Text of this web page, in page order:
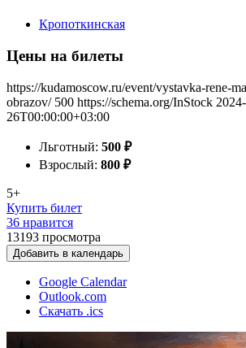
Кропоткинская
Цены на билеты
https://kudamoscow.ru/event/vystavka-rene-
obrazov/ 500 https://schema.org/InStock
26T00:00:00+03:00
Льготный: 500 ₽
Взрослый: 800 ₽
5+
Купить билет
36 нравится
13193 просмотра
Добавить в календарь
Google Calendar
Outlook.com
Скачать .ics